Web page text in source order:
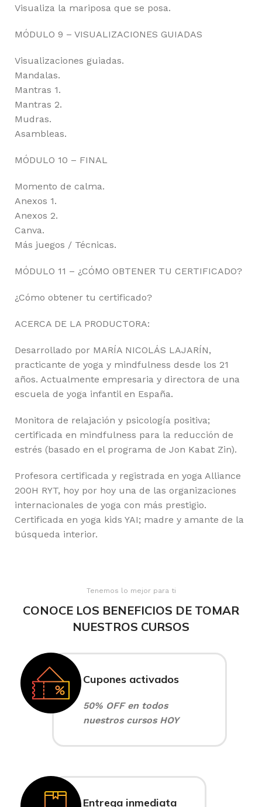
Visualiza la mariposa que se posa.
MÓDULO 9 – VISUALIZACIONES GUIADAS
Visualizaciones guiadas.
Mandalas.
Mantras 1.
Mantras 2.
Mudras.
Asambleas.
MÓDULO 10 – FINAL
Momento de calma.
Anexos 1.
Anexos 2.
Canva.
Más juegos / Técnicas.
MÓDULO 11 – ¿CÓMO OBTENER TU CERTIFICADO?
¿Cómo obtener tu certificado?
ACERCA DE LA PRODUCTORA:
Desarrollado por MARÍA NICOLÁS LAJARÍN,
practicante de yoga y mindfulness desde los 21
años. Actualmente empresaria y directora de una
escuela de yoga infantil en España.
Monitora de relajación y psicología positiva;
certificada en mindfulness para la reducción de
estrés (basado en el programa de Jon Kabat Zin).
Profesora certificada y registrada en yoga Alliance
200H RYT, hoy por hoy una de las organizaciones
internacionales de yoga con más prestigio.
Certificada en yoga kids YAI; madre y amante de la
búsqueda interior.
Tenemos lo mejor para ti
CONOCE LOS BENEFICIOS DE TOMAR
NUESTROS CURSOS
Cupones activados
50% OFF en todos
nuestros cursos HOY
Entrega inmediata